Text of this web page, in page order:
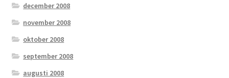
december 2008
november 2008
oktober 2008
september 2008
augusti 2008